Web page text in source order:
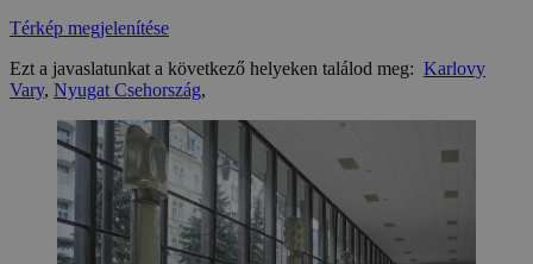
Térkép megjelenítése
Ezt a javaslatunkat a következő helyeken találod meg: Karlovy
Vary, Nyugat Csehország,